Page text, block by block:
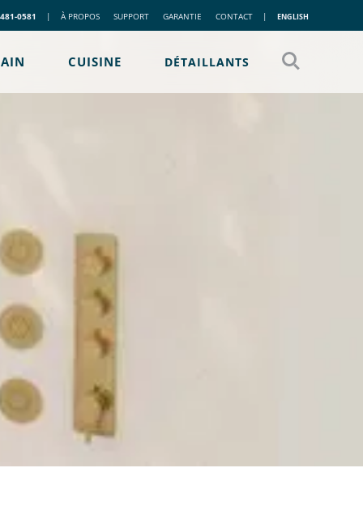
0581 | À PROPOS SUPPORT GARANTIE CONTACT | ENGLISH
CUISINE DÉTAILLANTS